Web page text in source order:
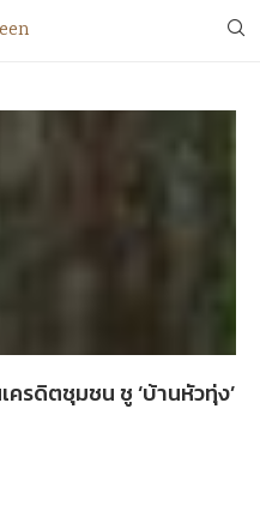
รดิตชุมชน ชู ‘บ้านหัวทุ่ง’